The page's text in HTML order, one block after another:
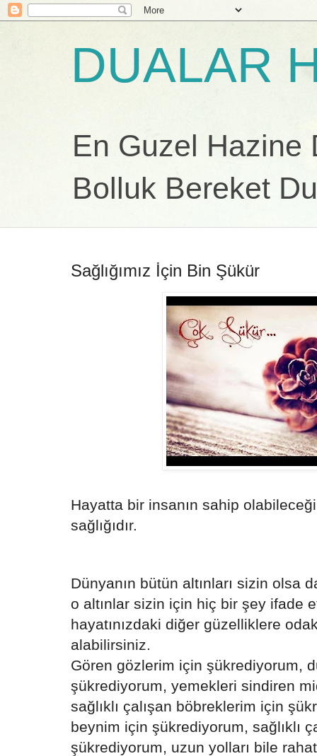
DUALAR
En Guzel Hazine
Bolluk Bereket
Sağlığımız İçin Bin Şükür
Hayatta bir insanın sahip
sağlığıdır.
Dünyanın bütün altınları sizin olsa
o altınlar sizin için hiç bir şey ifade
hayatınızdaki diğer güzelliklere
alabilirsiniz.
Gören gözlerim için şükrediyorum,
şükrediyorum, yemekleri sindiren
sağlıklı çalışan böbreklerim için
beynim için şükrediyorum, sağlıklı
şükrediyorum, uzun yolları bile